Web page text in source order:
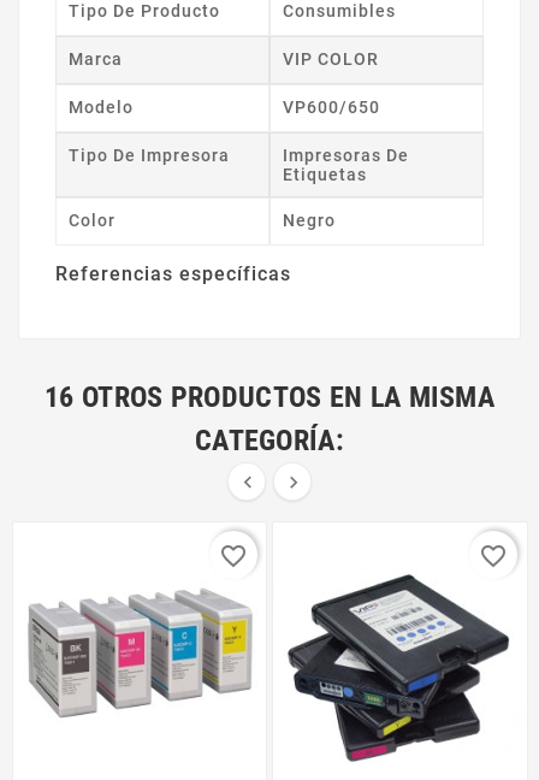
Tipo De Producto Consumibles
Marca VIP COLOR
Modelo VP600/650
Tipo De Impresora
Impresoras De
Etiquetas
Color Negro
Referencias específicas
16 OTROS PRODUCTOS EN LA MISMA
CATEGORÍA:
 
favorite_border favorite_border